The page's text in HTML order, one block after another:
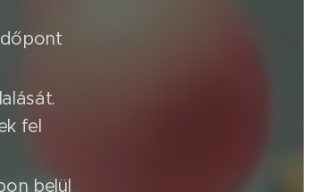
fel
belül